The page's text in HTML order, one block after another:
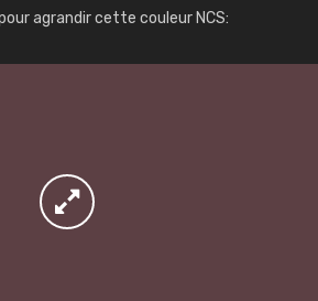
agrandir cette couleur NCS: